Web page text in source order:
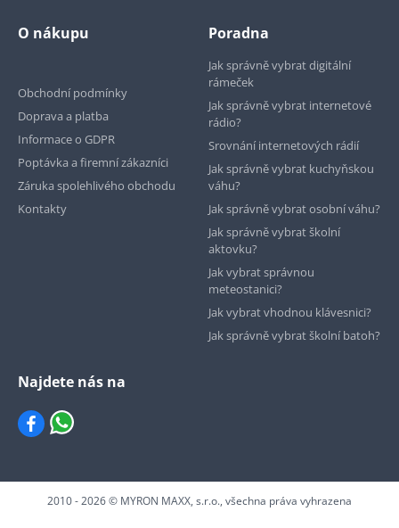
O nákupu
Obchodní podmínky
Doprava a platba
Informace o GDPR
Poptávka a firemní zákazníci
Záruka spolehlivého obchodu
Kontakty
Poradna
Jak správně vybrat digitální
rámeček
Jak správně vybrat internetové
rádio?
Srovnání internetových rádií
Jak správně vybrat kuchyňskou
váhu?
Jak správně vybrat osobní váhu?
Jak správně vybrat školní
aktovku?
Jak vybrat správnou
meteostanici?
Jak vybrat vhodnou klávesnici?
Jak správně vybrat školní batoh?
Najdete nás na
2010 - 2026 © MYRON MAXX, s.r.o., všechna práva vyhrazena